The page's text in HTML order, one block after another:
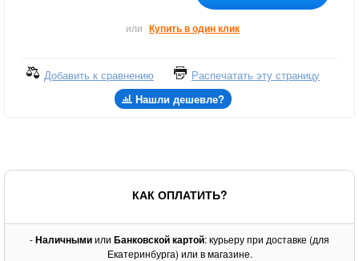
или Купить в один клик
Добавить к сравнению
Распечатать эту страницу
Нашли дешевле?
КАК ОПЛАТИТЬ?
-Наличнымиили Банковской картой: курьеру при доставке (для
Екатеринбурга) или в магазине.